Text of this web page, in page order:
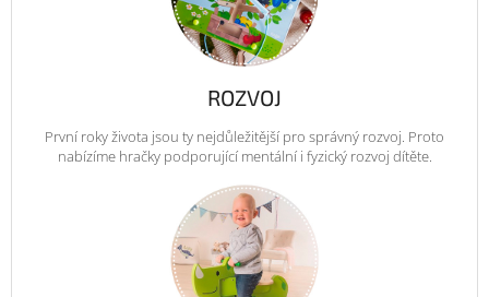
ROZVOJ
První roky života jsou ty nejdůležitější pro správný rozvoj. Proto
nabízíme hračky podporující mentální i fyzický rozvoj dítěte.